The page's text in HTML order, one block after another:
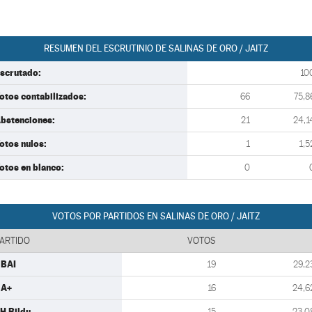
RESUMEN DEL ESCRUTINIO DE SALINAS DE ORO / JAITZ
contabilizados: 66
21
nulos: 1
en blanco: 0
VOTOS POR PARTIDOS EN SALINAS DE ORO / JAITZ
VOTOS
19
16